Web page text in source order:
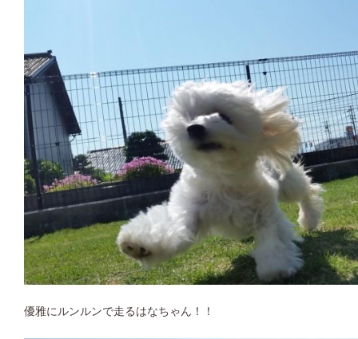
優雅にルンルンで走るはなちゃん！！